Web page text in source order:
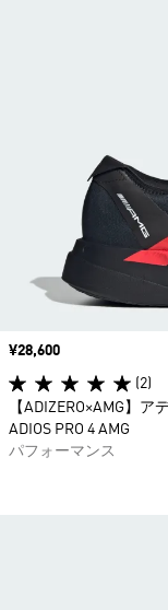
価格
¥28,600
(2)
【ADIZERO×AMG】ア
ADIOS PRO 4 AMG
パフォーマンス